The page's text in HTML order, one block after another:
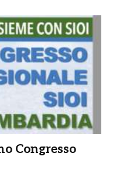
Congresso